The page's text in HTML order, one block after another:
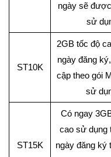
ngày sẽ
sử
ST10K
2GB tốc độ
ngày đăng
cập theo gói
sử
ST15K
Có ngay
cao sử dụng
ngày đăng ký